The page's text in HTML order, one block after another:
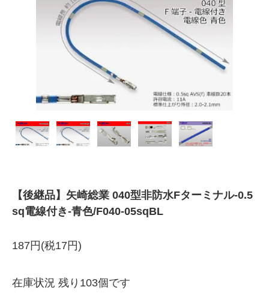
【後継品】矢崎総業 040型非防水Fターミナル-0.5
sq電線付き-青色/F040-05sqBL
187円(税17円)
在庫状況 残り103個です